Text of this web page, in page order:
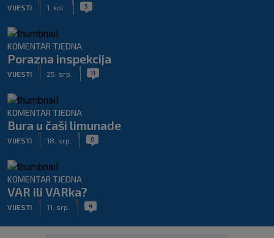
VIJESTI 1. kol. 5
KOMENTAR TJEDNA
Porazna inspekcija
VIJESTI 25. srp. 11
KOMENTAR TJEDNA
Bura u čaši limunade
VIJESTI 18. srp. 0
KOMENTAR TJEDNA
VAR ili VARka?
VIJESTI 11. srp. 4